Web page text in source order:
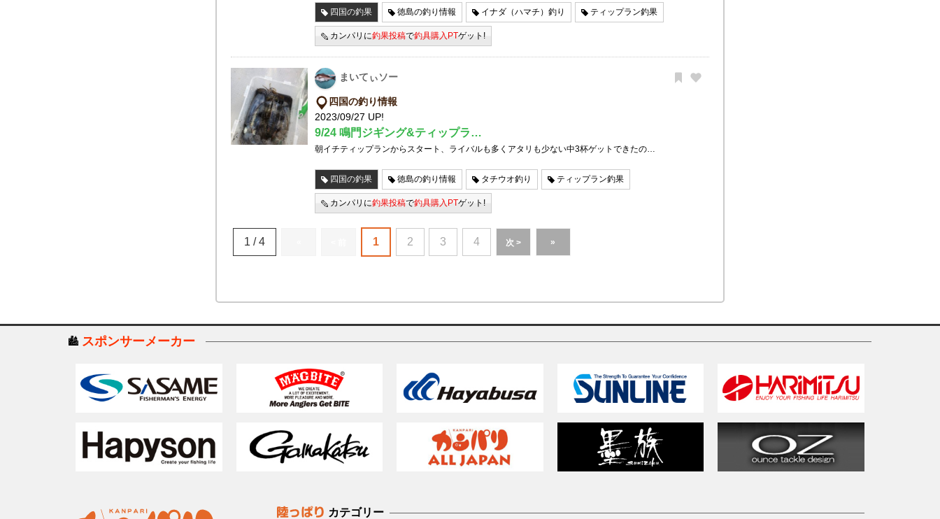
四国の釣果 徳島の釣り情報 イナダ（ハマチ）釣り ティップラン釣果
カンパリに釣果投稿で釣具購入PTゲット!
まいてぃソー
四国の釣り情報
2023/09/27 UP!
9/24 鳴門ジギング&ティップラ…
朝イチティップランからスタート、ライバルも多くアタリも少ない中3杯ゲットできたの…
四国の釣果 徳島の釣り情報 タチウオ釣り ティップラン釣果
カンパリに釣果投稿で釣具購入PTゲット!
1 / 4 1 2 3 4 次 > »
スポンサーメーカー
カテゴリー